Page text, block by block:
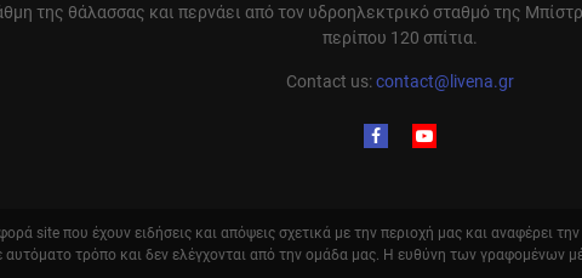
της θάλασσας και περνάει από τον υδροηλεκτρικό σταθμό της
περίπου 120 σπίτια.
Contact us:contact@livena.gr
site που έχουν ειδήσεις και απόψεις σχετικά με την περιοχή μας και αναφέρει
αυτόματο τρόπο και δεν ελέγχονται από την ομάδα μας. Η ευθύνη των γραφομένων